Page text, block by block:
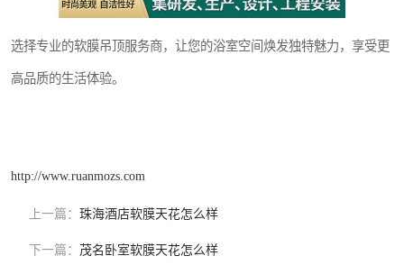
选择专业的软膜吊顶服务商，让您的浴室空间焕发独特魅力，享受更
高品质的生活体验。
http://www.ruanmozs.com
上一篇： 珠海酒店软膜天花怎么样
下一篇： 茂名卧室软膜天花怎么样